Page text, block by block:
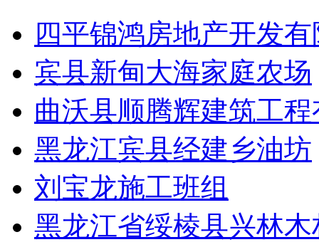
四平锦鸿房地产开发
宾县新甸大海家庭农场
曲沃县顺腾辉建筑工
黑龙江宾县经建乡油坊
刘宝龙施工班组
黑龙江省绥棱县兴林